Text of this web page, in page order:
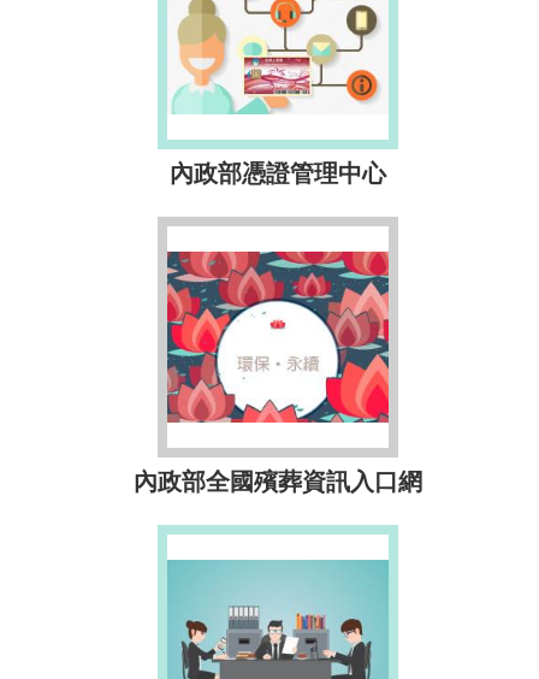
內政部憑證管理中心
內政部全國殯葬資訊入口網